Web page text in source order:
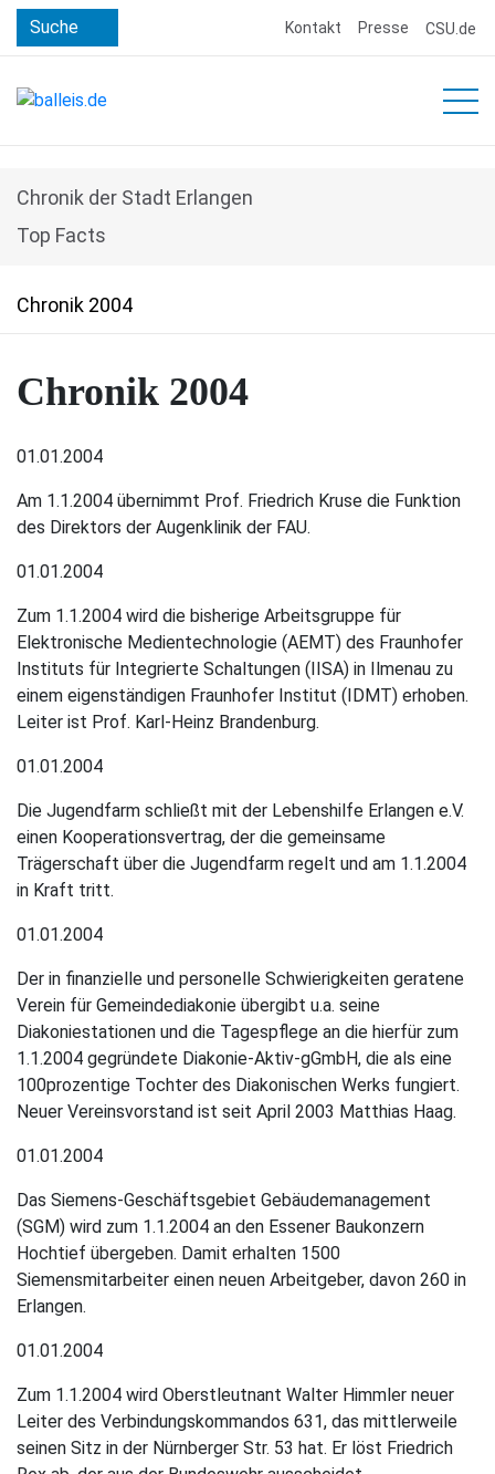
Suche Kontakt Presse CSU.de
PERSON
MEDIEN
Chronik der Stadt Erlangen
Top Facts
Chronik 2004
Chronik 1996 – 1999
Chronik 2000 – 2009
Chronik 2000
Chronik 2001
Chronik 2002
Chronik 2003
Chronik 2004
Chronik 2005
Chronik 2006
Chronik 2008
Chronik 2009
Chronik 2010 – 2019
Chronik 2004
01.01.2004
Am 1.1.2004 übernimmt Prof. Friedrich Kruse die Funktion
des Direktors der Augenklinik der FAU.
01.01.2004
Zum 1.1.2004 wird die bisherige Arbeitsgruppe für
Elektronische Medientechnologie (AEMT) des Fraunhofer
Instituts für Integrierte Schaltungen (IISA) in Ilmenau zu
einem eigenständigen Fraunhofer Institut (IDMT) erhoben.
Leiter ist Prof. Karl-Heinz Brandenburg.
01.01.2004
Die Jugendfarm schließt mit der Lebenshilfe Erlangen e.V.
einen Kooperationsvertrag, der die gemeinsame
Trägerschaft über die Jugendfarm regelt und am 1.1.2004
in Kraft tritt.
01.01.2004
Der in finanzielle und personelle Schwierigkeiten geratene
Verein für Gemeindediakonie übergibt u.a. seine
Diakoniestationen und die Tagespflege an die hierfür zum
1.1.2004 gegründete Diakonie-Aktiv-gGmbH, die als eine
100prozentige Tochter des Diakonischen Werks fungiert.
Neuer Vereinsvorstand ist seit April 2003 Matthias Haag.
01.01.2004
Das Siemens-Geschäftsgebiet Gebäudemanagement
(SGM) wird zum 1.1.2004 an den Essener Baukonzern
Hochtief übergeben. Damit erhalten 1500
Siemensmitarbeiter einen neuen Arbeitgeber, davon 260 in
Erlangen.
01.01.2004
Zum 1.1.2004 wird Oberstleutnant Walter Himmler neuer
Leiter des Verbindungskommandos 631, das mittlerweile
seinen Sitz in der Nürnberger Str. 53 hat. Er löst Friedrich